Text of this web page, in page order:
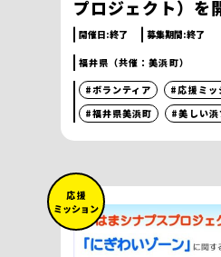
プロジェクト）を
開催日:終了 募集期間:終了
福井県（共催：美浜町）
#ボランティア
#応援ミッ
#福井県美浜町
#美しい浜
応 援
ミッション